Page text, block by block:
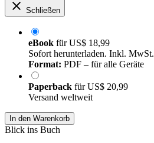
Schließen
eBook fürUS$ 18,99
Sofort herunterladen. Inkl. MwSt.
Format: PDF – für alle Geräte
Paperback fürUS$ 20,99
Versand weltweit
In den Warenkorb
Blick ins Buch